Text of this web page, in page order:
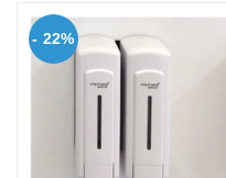
- 22%